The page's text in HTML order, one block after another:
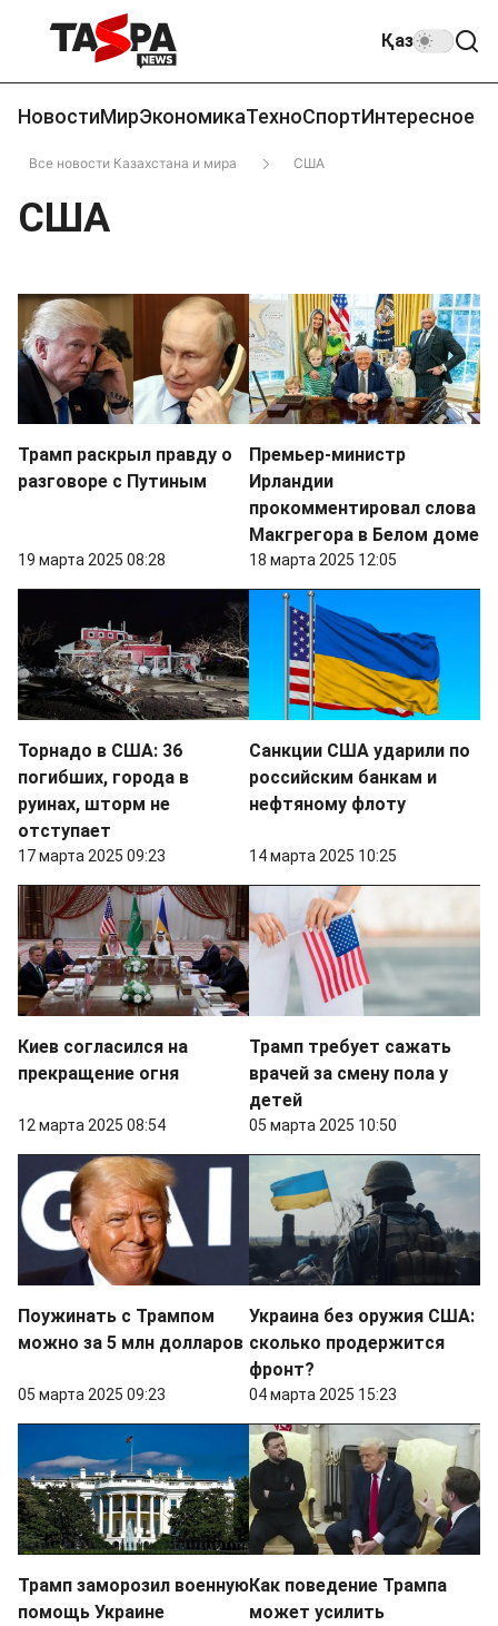
Қаз
НовостиМирЭкономикаТехноСпортИнтересное
Все новости Казахстана и мира США
США
Трамп раскрыл правду о
разговоре с Путиным
19 марта 2025 08:28
Премьер-министр
Ирландии
прокомментировал слова
Макгрегора в Белом доме
18 марта 2025 12:05
Торнадо в США: 36
погибших, города в
руинах, шторм не
отступает
17 марта 2025 09:23
Санкции США ударили по
российским банкам и
нефтяному флоту
14 марта 2025 10:25
Киев согласился на
прекращение огня
12 марта 2025 08:54
Трамп требует сажать
врачей за смену пола у
детей
05 марта 2025 10:50
Поужинать с Трампом
можно за 5 млн долларов
05 марта 2025 09:23
Украина без оружия США:
сколько продержится
фронт?
04 марта 2025 15:23
Трамп заморозил военную
помощь Украине
Как поведение Трампа
может усилить